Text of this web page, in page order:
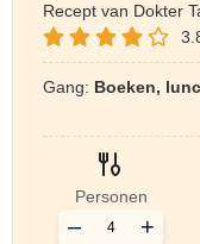
Recept van Dokter
Gang: Boeken,
Personen
+
–